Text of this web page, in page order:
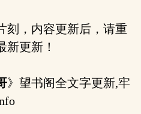
，内容更新后，请重
新更新！
》望书阁全文字更新,牢